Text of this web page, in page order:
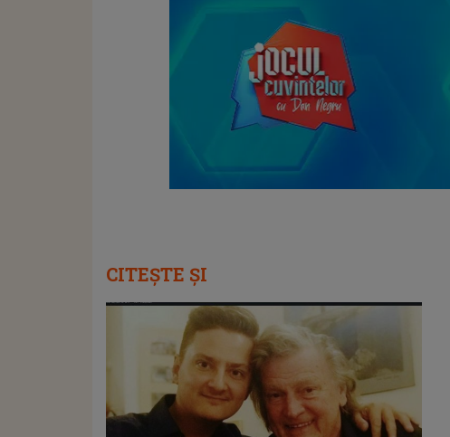
CITEȘTE ȘI